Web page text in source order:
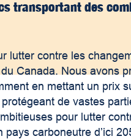
transportant des
lutter contre les
Canada. Nous avons
en mettant un prix
de vastes
pour lutter
carboneutre d’ici